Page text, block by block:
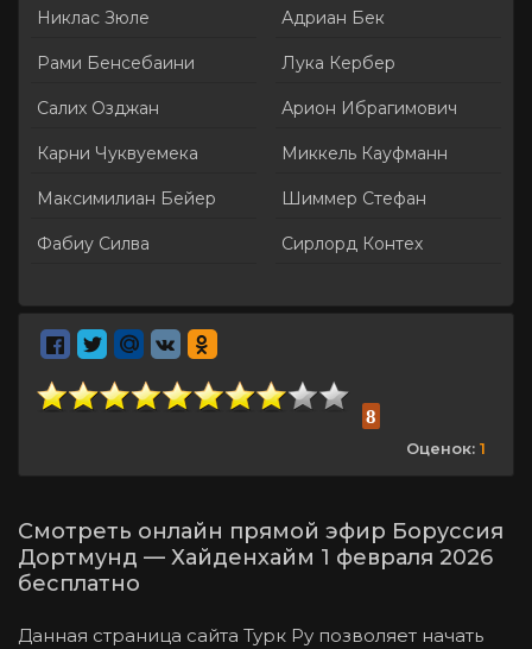
Данная страница сайта Турк Ру позволяет начать
Смотреть онлайн прямой эфир Боруссия
Дортмунд — Хайденхайм 1 февраля 2026
бесплатно
Никлас Зюле
Рами Бенсебаини
Салих Озджан
Карни Чуквуемека
Максимилиан Бейер
Фабиу Силва
Адриан Бек
Лука Кербер
Арион Ибрагимович
Миккель Кауфманн
Шиммер Стефан
Сирлорд Контех
8
Оценок: 1